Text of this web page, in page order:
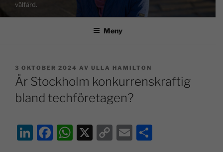
välfärd.
Meny
3 OKTOBER 2024 AV ULLA HAMILTON
Är Stockholm konkurrenskraftig
bland techföretagen?
Li F
W X
C
E